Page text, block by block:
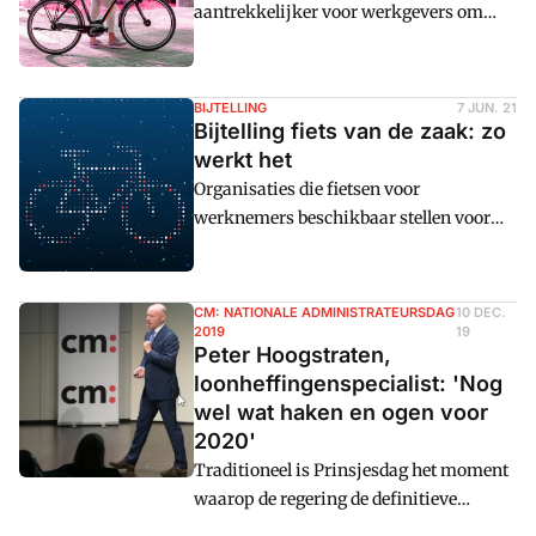
vervoersmiddelen,
aantrekkelijker voor werkgevers om
personeel te laten profiteren van een
fiets van de zaak. Cm: zet de regels over
bijtelling, eigen bijdrage en meer voor
2021 op een rij.
BIJTELLING 7 JUN. 21
Bijtelling fiets van de zaak: zo
werkt het
Organisaties die fietsen voor
werknemers beschikbaar stellen voor
van de consumentenadviesprijs in als
bijtelling voor privu00e9gebruik. De
Belastingdienst heeft een nieuwe
handreiking over deze bijtelling
gepubliceerd. Daarin staat meer
informatie over fietsaccessoires en
verzekeringen.
CM: NATIONALE ADMINISTRATEURSDAG
2019
10 DEC.
19
Peter Hoogstraten,
loonheffingenspecialist: 'Nog
wel wat haken en ogen voor
2020'
Traditioneel is Prinsjesdag het moment
waarop de regering de definitieve